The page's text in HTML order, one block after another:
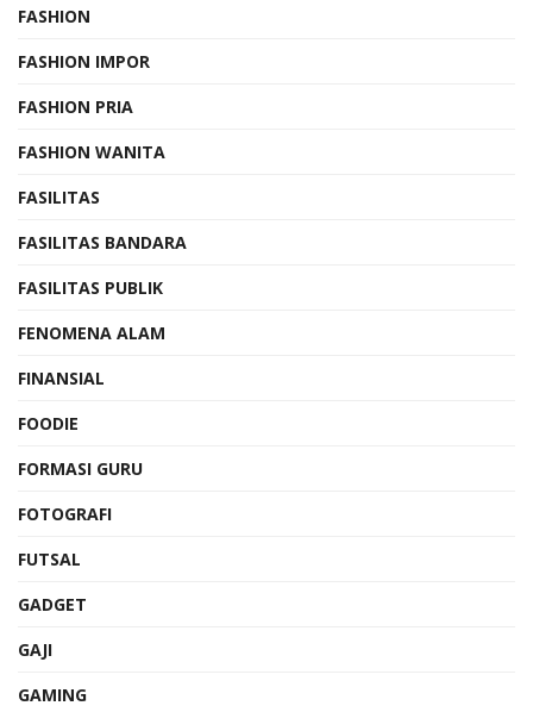
FASHION
FASHION IMPOR
FASHION PRIA
FASHION WANITA
FASILITAS
FASILITAS BANDARA
FASILITAS PUBLIK
FENOMENA ALAM
FINANSIAL
FOODIE
FORMASI GURU
FOTOGRAFI
FUTSAL
GADGET
GAJI
GAMING